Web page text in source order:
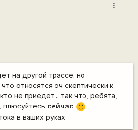
more_vert
на другой трассе. но
относятся оч скептически к
не приедет... так что, ребята,
плюсуйтесь сейчас
:)
в ваших руках